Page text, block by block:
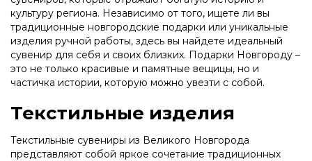
культуру региона. Независимо от того, ищете ли вы
традиционные новгородские подарки или уникальные
изделия ручной работы, здесь вы найдете идеальный
сувенир для себя и своих близких. Подарки Новгороду –
это не только красивые и памятные вещицы, но и
частичка истории, которую можно увезти с собой.
Текстильные изделия
Текстильные сувениры из Великого Новгорода
представляют собой яркое сочетание традиционных